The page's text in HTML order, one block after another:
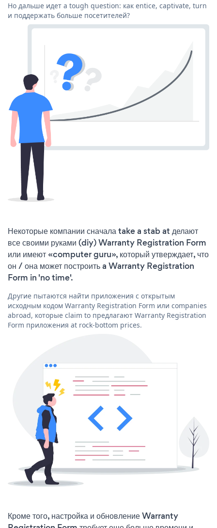
Но дальше идет a tough question: как entice, captivate, turn
и поддержать больше посетителей?
Некоторые компании сначала take a stab at делают
все своими руками (diy) Warranty Registration Form
или имеют «computer guru», который утверждает, что
он / она может построить a Warranty Registration
Form in 'no time'.
Другие пытаются найти приложения с открытым
исходным кодом Warranty Registration Form или companies
abroad, которые claim to предлагают Warranty Registration
Form приложения at rock-bottom prices.
Кроме того, настройка и обновление Warranty